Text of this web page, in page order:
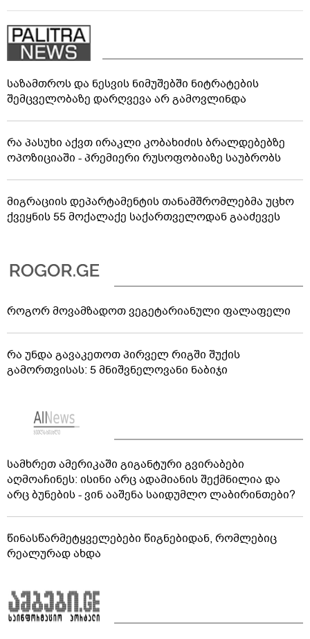
საზამთროს და ნესვის ნიმუშებში ნიტრატების
შემცველობაზე დარღვევა არ გამოვლინდა
რა პასუხი აქვთ ირაკლი კობახიძის ბრალდებებზე
ოპოზიციაში - პრემიერი რუსოფობიაზე საუბრობს
მიგრაციის დეპარტამენტის თანამშრომლებმა უცხო
ქვეყნის 55 მოქალაქე საქართველოდან გააძევეს
როგორ მოვამზადოთ ვეგეტარიანული ფალაფელი
რა უნდა გავაკეთოთ პირველ რიგში შუქის
გამორთვისას: 5 მნიშვნელოვანი ნაბიჯი
სამხრეთ ამერიკაში გიგანტური გვირაბები
აღმოაჩინეს: ისინი არც ადამიანის შექმნილია და
არც ბუნების - ვინ ააშენა საიდუმლო ლაბირინთები?
წინასწარმეტყველებები წიგნებიდან, რომლებიც
რეალურად ახდა